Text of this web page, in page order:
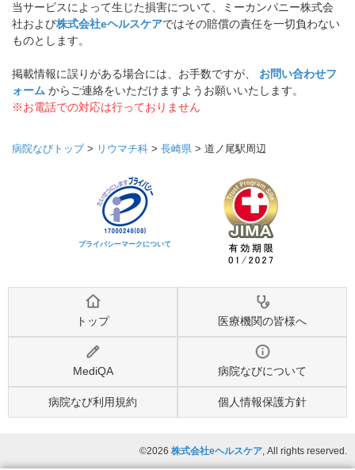
当サービスによって生じた損害について、ミーカンパニー株式会
社および株式会社eヘルスケアではその賠償の責任を一切負わない
ものとします。
掲載情報に誤りがある場合には、お手数ですが、 お問い合わせフ
ォーム からご連絡をいただけますようお願いいたします。
※お電話での対応は行っておりません
病院なびトップ> リウマチ科 > 長崎県 > 道ノ尾駅周辺
プライバシーマークについて
トップ 医療機関の皆様へ
MediQA 病院なびについて
病院なび利用規約 個人情報保護方針
©2026 株式会社eヘルスケア, All rights reserved.